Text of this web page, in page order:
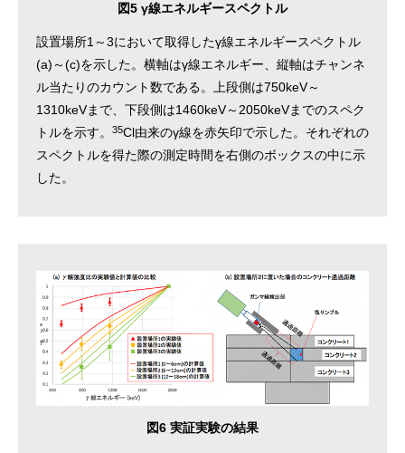
図5 γ線エネルギースペクトル
設置場所1～3において取得したγ線エネルギースペクトル
(a)～(c)を示した。横軸はγ線エネルギー、縦軸はチャンネ
ル当たりのカウント数である。上段側は750keV～
1310keVまで、下段側は1460keV～2050keVまでのスペク
トルを示す。
35Cl由来のγ線を赤矢印で示した。それぞれの
スペクトルを得た際の測定時間を右側のボックスの中に示
した。
図6 実証実験の結果